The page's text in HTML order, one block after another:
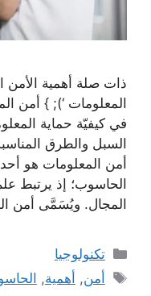
ذات صلة أهمية
المعلومات ‘); } أمن
في كيفيّة حماية
السبل والطرق
أمن المعلومات هو
الحاسوب؛ إذ يرتبط
المجال. ويُسَمَّى أمن
التصنيفات
تكنولوجيا
الوسوم
أمن, أهمية,